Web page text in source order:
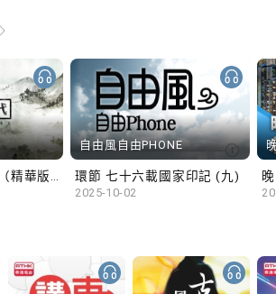
自由風自由PHONE
環節 七十六載國家印記 (九)
2025-10-02